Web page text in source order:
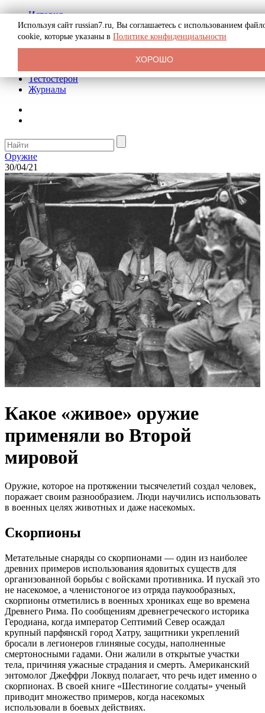
История
Биография
Криминал
Реклама на сайте
Тестостерон
Журналы
Оружие
30/04/21
Какое «живое» оружие
применяли во Второй
мировой
Оружие, которое на протяжении тысячелетий создал человек,
поражает своим разнообразием. Люди научились использовать
в военных целях животных и даже насекомых.
Скорпионы
Метательные снаряды со скорпионами — один из наиболее
древних примеров использования ядовитых существ для
организованной борьбы с войсками противника. И пускай это
не насекомое, а членистоногое из отряда паукообразных,
скорпионы отметились в военных хрониках еще во времена
Древнего Рима. По сообщениям древнегреческого историка
Геродиана, когда император Септимий Север осаждал
крупный парфянскй город Хатру, защитники укреплений
бросали в легионеров глиняные сосуды, наполненные
смертоносными гадами. Они жалили в открытые участки
тела, причиняя ужасные страдания и смерть. Американский
энтомолог Джеффри Локвуд полагает, что речь идет именно о
скорпионах. В своей книге «Шестиногие солдаты» ученый
приводит множество примеров, когда насекомых
использовали в боевых действиях.
Используя сайт russian7.ru, Вы соглашаетесь с использованием
cookie, которые указаны в Политике конфиденциальности
ХОРОШО